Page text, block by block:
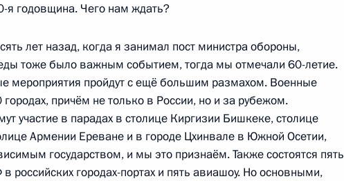
вопросам реализации государственной
Тюмень
предварительному рассмотрению
судей федеральных судов
я годовщина. Чего нам ждать?
лет назад, когда я занимал пост министра обороны,
тоже было важным событием, тогда мы отмечали 60-летие.
мероприятия пройдут с ещё большим размахом. Военные
причём не только в России, но и за рубежом.
участие в парадах в столице Киргизии Бишкеке, столице
Армении Ереване и в городе Цхинвале в Южной Осетии,
государством, и мы это признаём. Также состоятся пять
российских городах-портах и пять авиашоу. Но основными,